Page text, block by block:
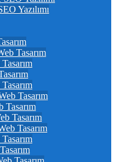
Yazılımı
Tasarım
Tasarım
Tasarım
Tasarım
Tasarım